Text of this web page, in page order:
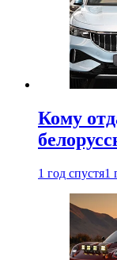
Кому
1 год спустя1